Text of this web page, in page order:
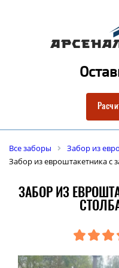
Все заборы
Забор из
Забор из евроштакетника с
ЗАБОР ИЗ